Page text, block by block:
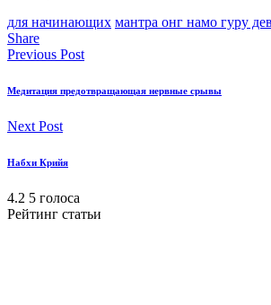
для начинающих мантра онг намо гуру
Share
Previous Post
Медитация предотвращающая нервные срывы
Next Post
Набхи Крийя
4.2 5 голоса
Рейтинг статьи